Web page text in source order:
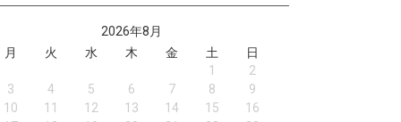
2026年8月
月
火 水 木 金 土
日
1
2
3
4 5 6 7 8
9
10
11 12 13 14 15
16